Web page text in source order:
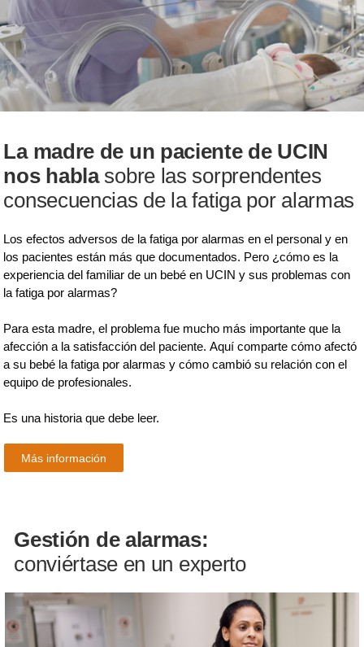
La madre de un paciente de UCIN
nos habla sobre las sorprendentes
consecuencias de la fatiga por alarmas
Los efectos adversos de la fatiga por alarmas en el personal y en
los pacientes están más que documentados. Pero ¿cómo es la
experiencia del familiar de un bebé en UCIN y sus problemas con
la fatiga por alarmas?
Para esta madre, el problema fue mucho más importante que la
afección a la satisfacción del paciente. Aquí comparte cómo afectó
a su bebé la fatiga por alarmas y cómo cambió su relación con el
equipo de profesionales.
Es una historia que debe leer.
Más información
Gestión de alarmas:
conviértase en un experto